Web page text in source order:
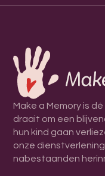
Make a Memory is
draait om een
hun kind gaan
onze
nabestaanden